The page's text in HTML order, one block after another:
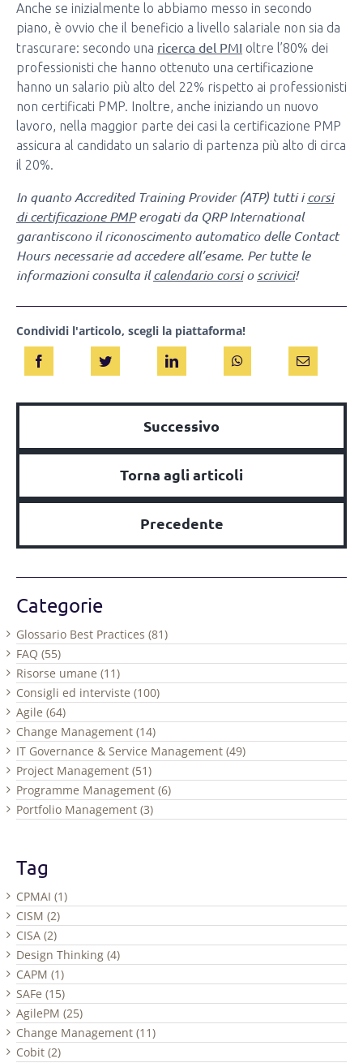
Anche se inizialmente lo abbiamo messo in secondo
piano, è ovvio che il beneficio a livello salariale non sia da
trascurare: secondo una ricerca del PMI oltre l’80% dei
professionisti che hanno ottenuto una certificazione
hanno un salario più alto del 22% rispetto ai professionisti
non certificati PMP. Inoltre, anche iniziando un nuovo
lavoro, nella maggior parte dei casi la certificazione PMP
assicura al candidato un salario di partenza più alto di circa
il 20%.
In quanto Accredited Training Provider (ATP) tutti icorsi
di certificazione PMPerogati da QRP International
garantiscono il riconoscimento automatico delle Contact
Hours necessarie ad accedere all’esame. Per tutte le
informazioni consulta ilcalendario corsio scrivici!
Condividi l'articolo, scegli la piattaforma!
Successivo
Torna agli articoli
Precedente
Categorie
Glossario Best Practices (81)
FAQ (55)
Risorse umane (11)
Consigli ed interviste (100)
Agile (64)
Change Management (14)
IT Governance & Service Management (49)
Project Management (51)
Programme Management (6)
Portfolio Management (3)
Tag
CPMAI (1)
CISM (2)
CISA (2)
Design Thinking (4)
CAPM (1)
SAFe (15)
AgilePM (25)
Change Management (11)
Cobit (2)